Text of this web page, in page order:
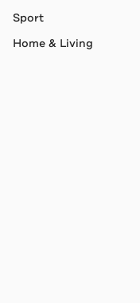
Sport
Home & Living